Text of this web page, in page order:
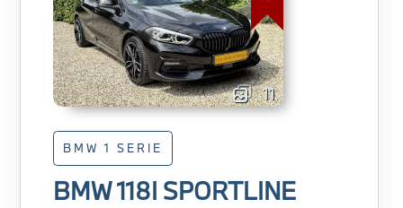
11
BMW 1 SERIE
BMW 118I SPORTLINE